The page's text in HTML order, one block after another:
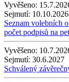
Vyvěšeno:
Sejmutí: 10.10.2026
Seznam volebních
počet podpisů na
Vyvěšeno:
Sejmutí: 30.6.2027
Schválený